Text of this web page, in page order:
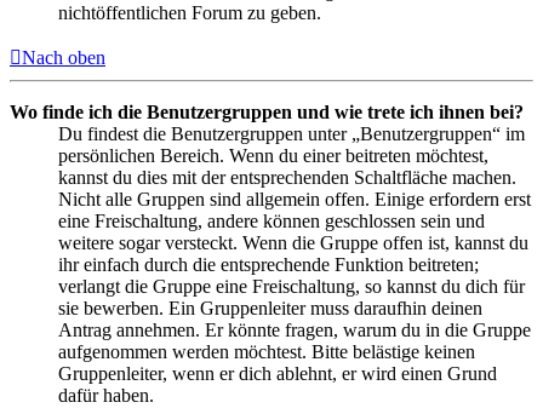
nichtöffentlichen Forum zu geben.
Nach oben
Wo finde ich die Benutzergruppen und wie trete ich ihnen bei?
Du findest die Benutzergruppen unter „Benutzergruppen“ im
persönlichen Bereich. Wenn du einer beitreten möchtest,
kannst du dies mit der entsprechenden Schaltfläche machen.
Nicht alle Gruppen sind allgemein offen. Einige erfordern erst
eine Freischaltung, andere können geschlossen sein und
weitere sogar versteckt. Wenn die Gruppe offen ist, kannst du
ihr einfach durch die entsprechende Funktion beitreten;
verlangt die Gruppe eine Freischaltung, so kannst du dich für
sie bewerben. Ein Gruppenleiter muss daraufhin deinen
Antrag annehmen. Er könnte fragen, warum du in die Gruppe
aufgenommen werden möchtest. Bitte belästige keinen
Gruppenleiter, wenn er dich ablehnt, er wird einen Grund
dafür haben.